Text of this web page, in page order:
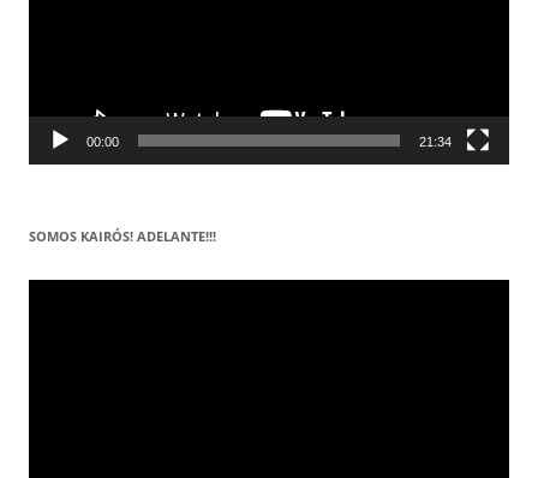
00:00 21:34
SOMOS KAIRÓS! ADELANTE!!!
Reproductor